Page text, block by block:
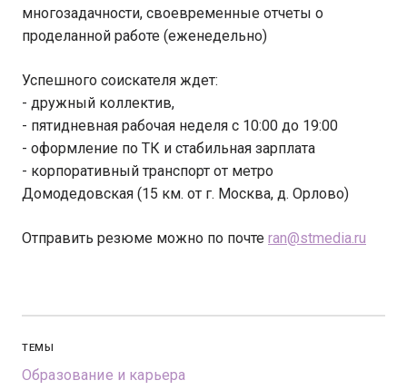
многозадачности, своевременные отчеты о
проделанной работе (еженедельно)
Успешного соискателя ждет:
- дружный коллектив,
- пятидневная рабочая неделя с 10:00 до 19:00
- оформление по ТК и стабильная зарплата
- корпоративный транспорт от метро
Домодедовская (15 км. от г. Москва, д. Орлово)
Отправить резюме можно по почте ran@stmedia.ru
ТЕМЫ
Образование и карьера